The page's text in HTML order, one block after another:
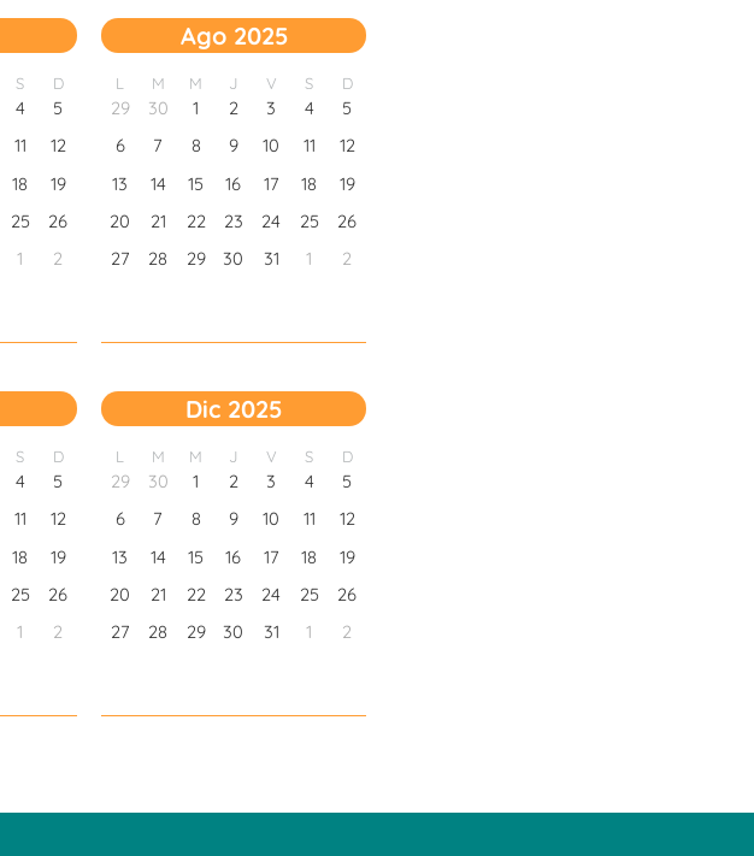
S D
4
5
11
12
18
19
25
26
1 2
Ago 2025
L M M J V S D
29 30 1 2 3 4
5
6
7 8 9 10 11
12
13
14 15 16 17 18
19
20
21 22 23 24 25
26
27
28 29 30 31 1 2
S D
4
5
11
12
18
19
25
26
1 2
Dic 2025
L M M J V S D
29 30 1 2 3 4
5
6
7 8 9 10 11
12
13
14 15 16 17 18
19
20
21 22 23 24 25
26
27
28 29 30 31 1 2